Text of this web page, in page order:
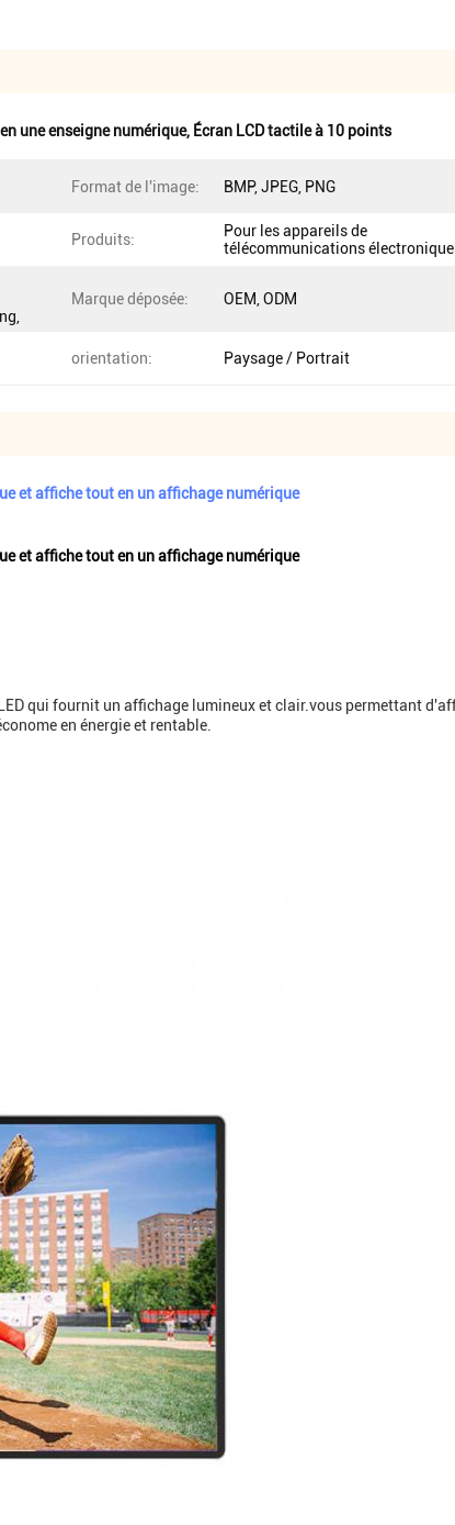
une enseigne numérique, Écran LCD tactile à 10 points
Format de l'image: BMP, JPEG, PNG
Produits:
Pour les appareils de
télécommunications
Marque déposée: OEM, ODM
orientation: Paysage / Portrait
et affiche tout en un affichage numérique
et affiche tout en un affichage numérique
qui fournit un affichage lumineux et clair.vous permettant
en énergie et rentable.